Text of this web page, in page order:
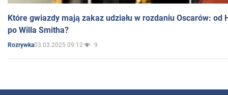
Które gwiazdy mają zakaz udziału w rozdaniu Oscarów: od
po Willa Smitha?
Rozrywka03.03.2025 09:12 9